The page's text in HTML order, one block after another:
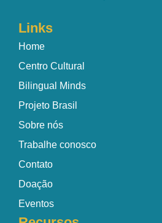
Links
Home
Centro Cultural
Bilingual Minds
Projeto Brasil
Sobre nós
Trabalhe conosco
Contato
Doação
Eventos